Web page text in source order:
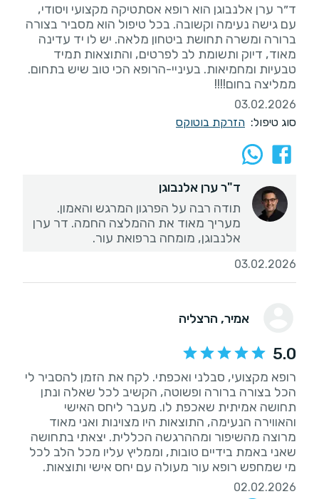
ד״ר ערן אלנבוגן הוא רופא אסתטיקה מקצועי ויסודי,
עם גישה נעימה וקשובה. בכל טיפול הוא מסביר בצורה
ברורה ומשרה תחושת ביטחון מלאה. יש לו יד עדינה
מאוד, דיוק ותשומת לב לפרטים, והתוצאות תמיד
טבעיות ומחמיאות. בעיניי-הרופא הכי טוב שיש בתחום.
ממליצה בחום!!!!
03.02.2026
סוג טיפול: הזרקת בוטוקס
ד"ר ערן אלנבוגן
מעריך מאוד את ההמלצה החמה. דר ערן
אלנבוגן, מומחה ברפואת עור.
03.02.2026
אמיר, הרצליה
5.0
רופא מקצועי, סבלני ואכפתי. לקח את הזמן להסביר לי
הכל בצורה ברורה ופשוטה, הקשיב לכל שאלה ונתן
תחושה אמיתית שאכפת לו. מעבר ליחס האישי
והאווירה הנעימה, התוצאות היו מצוינות ואני מאוד
מרוצה מהשיפור ומההרגשה הכללית. יצאתי בתחושה
שאני באמת בידיים טובות, וממליץ עליו מכל הלב לכל
מי שמחפש רופא עור מעולה עם יחס אישי ותוצאות.
02.02.2026